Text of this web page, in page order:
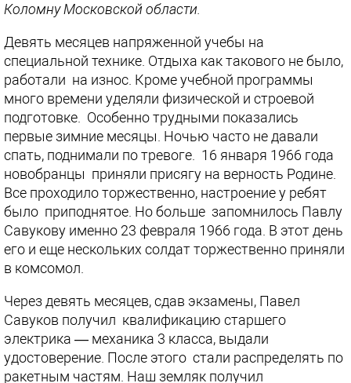
Коломну Московской области.
Девять месяцев напряженной учебы на
специальной технике. Отдыха как такового не было,
работали на износ. Кроме учебной программы
много времени уделяли физической и строевой
подготовке. Особенно трудными показались
первые зимние месяцы. Ночью часто не давали
спать, поднимали по тревоге. 16 января 1966 года
новобранцы приняли присягу на верность Родине.
Все проходило торжественно, настроение у ребят
было приподнятое. Но больше запомнилось Павлу
Савукову именно 23 февраля 1966 года. В этот день
его и еще нескольких солдат торжественно приняли
в комсомол.
Через девять месяцев, сдав экзамены, Павел
Савуков получил квалификацию старшего
электрика — механика 3 класса, выдали
удостоверение. После этого стали распределять по
ракетным частям. Наш земляк получил